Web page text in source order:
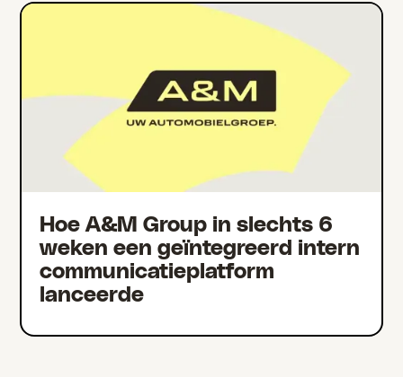
Hoe A&M Group in slechts 6
weken een geïntegreerd intern
communicatieplatform
lanceerde